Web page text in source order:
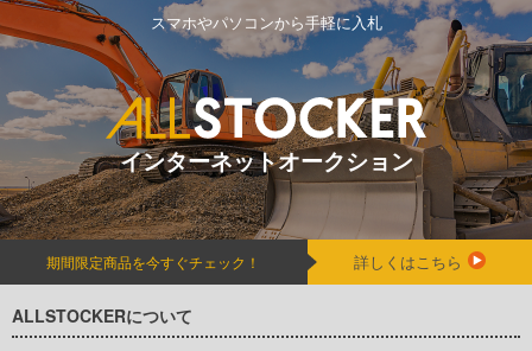
スマホやパソコンから手軽に入札
インターネットオークション
期間限定商品を今すぐチェック！ 詳しくはこちら
ALLSTOCKERについて